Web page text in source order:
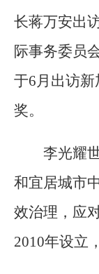
长蒋万安出
际事务委员
于6月出访新
奖。
李光耀
和宜居城市
效治理，应
2010年设立